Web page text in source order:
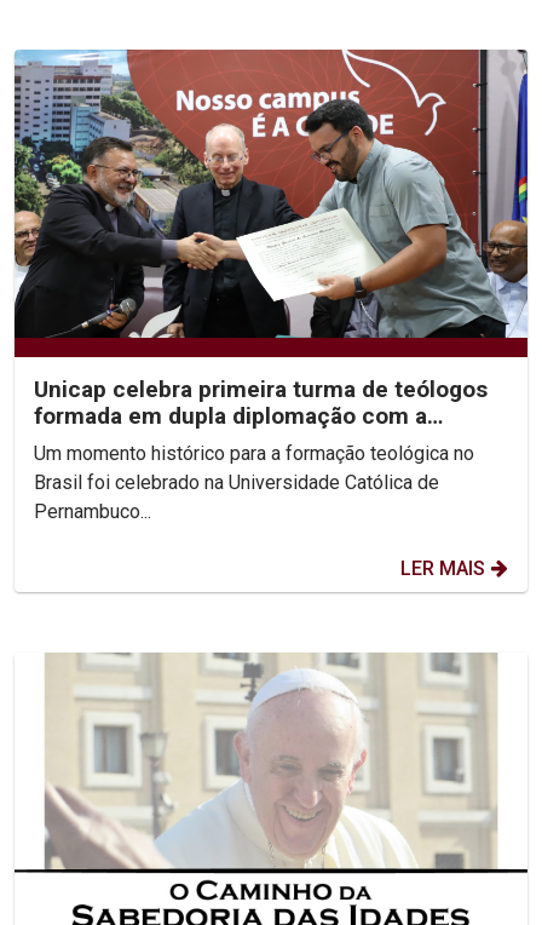
Unicap celebra primeira turma de teólogos
formada em dupla diplomação com a
Pontifícia...
Um momento histórico para a formação teológica no
Brasil foi celebrado na Universidade Católica de
Pernambuco...
LER MAIS